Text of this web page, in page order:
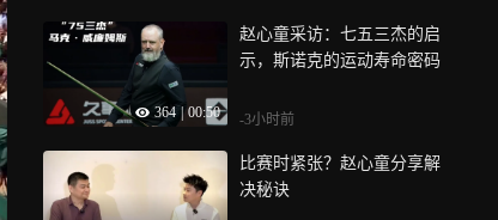
364 00:50
赵心童采访：七五三杰的启
示，斯诺克的运动寿命密码
-3小时前
比赛时紧张？赵心童分享解
决秘诀